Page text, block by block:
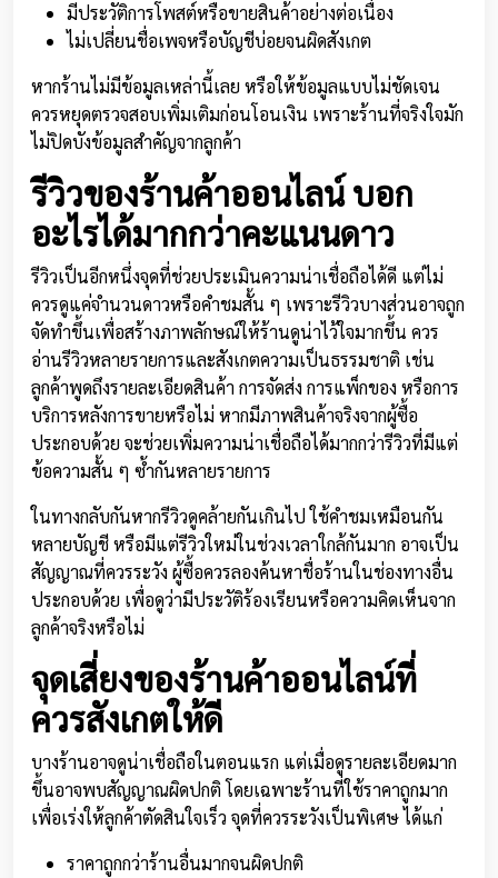
มีประวัติการโพสต์หรือขายสินค้าอย่างต่อเนื่อง
ไม่เปลี่ยนชื่อเพจหรือบัญชีบ่อยจนผิดสังเกต
หากร้านไม่มีข้อมูลเหล่านี้เลย หรือให้ข้อมูลแบบไม่ชัดเจน
ควรหยุดตรวจสอบเพิ่มเติมก่อนโอนเงิน เพราะร้านที่จริงใจมัก
ไม่ปิดบังข้อมูลสำคัญจากลูกค้า
รีวิวของร้านค้าออนไลน์ บอก
อะไรได้มากกว่าคะแนนดาว
รีวิวเป็นอีกหนึ่งจุดที่ช่วยประเมินความน่าเชื่อถือได้ดี แต่ไม่
ควรดูแค่จำนวนดาวหรือคำชมสั้น ๆ เพราะรีวิวบางส่วนอาจถูก
จัดทำขึ้นเพื่อสร้างภาพลักษณ์ให้ร้านดูน่าไว้ใจมากขึ้น ควร
อ่านรีวิวหลายรายการและสังเกตความเป็นธรรมชาติ เช่น
ลูกค้าพูดถึงรายละเอียดสินค้า การจัดส่ง การแพ็กของ หรือการ
บริการหลังการขายหรือไม่ หากมีภาพสินค้าจริงจากผู้ซื้อ
ประกอบด้วย จะช่วยเพิ่มความน่าเชื่อถือได้มากกว่ารีวิวที่มีแต่
ข้อความสั้น ๆ ซ้ำกันหลายรายการ
ในทางกลับกันหากรีวิวดูคล้ายกันเกินไป ใช้คำชมเหมือนกัน
หลายบัญชี หรือมีแต่รีวิวใหม่ในช่วงเวลาใกล้กันมาก อาจเป็น
สัญญาณที่ควรระวัง ผู้ซื้อควรลองค้นหาชื่อร้านในช่องทางอื่น
ประกอบด้วย เพื่อดูว่ามีประวัติร้องเรียนหรือความคิดเห็นจาก
ลูกค้าจริงหรือไม่
จุดเสี่ยงของร้านค้าออนไลน์ที่
ควรสังเกตให้ดี
บางร้านอาจดูน่าเชื่อถือในตอนแรก แต่เมื่อดูรายละเอียดมาก
ขึ้นอาจพบสัญญาณผิดปกติ โดยเฉพาะร้านที่ใช้ราคาถูกมาก
เพื่อเร่งให้ลูกค้าตัดสินใจเร็ว จุดที่ควรระวังเป็นพิเศษ ได้แก่
ราคาถูกกว่าร้านอื่นมากจนผิดปกติ